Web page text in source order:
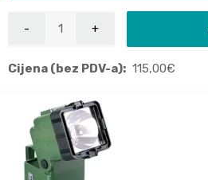
Cijena (bez PDV-a): 115,00€